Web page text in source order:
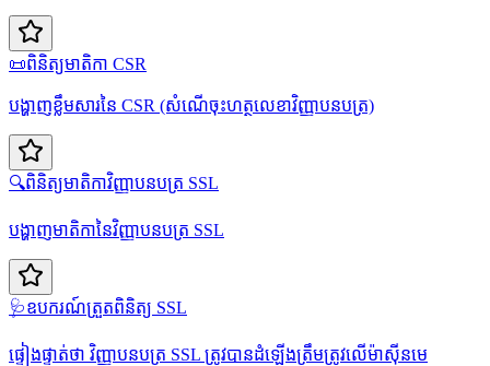
📜ពិនិត្យមាតិកា CSR
បង្ហាញខ្លឹមសារនៃ CSR (សំណើចុះហត្ថលេខាវិញ្ញាបនបត្រ)
🔍ពិនិត្យមាតិកាវិញ្ញាបនបត្រ SSL
បង្ហាញមាតិកានៃវិញ្ញាបនបត្រ SSL
🩺ឧបករណ៍ត្រួតពិនិត្យ SSL
ផ្ទៀងផ្ទាត់ថា វិញ្ញាបនបត្រ SSL ត្រូវបានដំឡើងត្រឹមត្រូវលើម៉ាស៊ីនមេ